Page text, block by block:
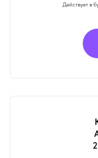
Действует в